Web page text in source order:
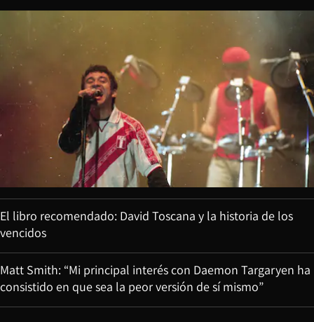
El libro recomendado: David Toscana y la historia de los
vencidos
Matt Smith: “Mi principal interés con Daemon Targaryen ha
consistido en que sea la peor versión de sí mismo”